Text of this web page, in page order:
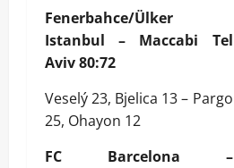
Fenerbahce/Ülker
Istanbul – Maccabi Tel
Aviv 80:72
Veselý 23, Bjelica 13 – Pargo
25, Ohayon 12
FC Barcelona –